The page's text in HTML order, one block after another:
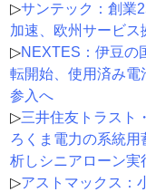
▷サンテック：創業
加速、欧州サービス
▷NEXTES：伊豆の
転開始、使用済み電
参入へ
▷三井住友トラスト
ろくま電力の系統
析しシニアローン実
▷アストマックス：